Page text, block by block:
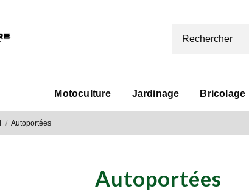
Motoculture Jardinage Bricolage
Autoportées
Autoportées